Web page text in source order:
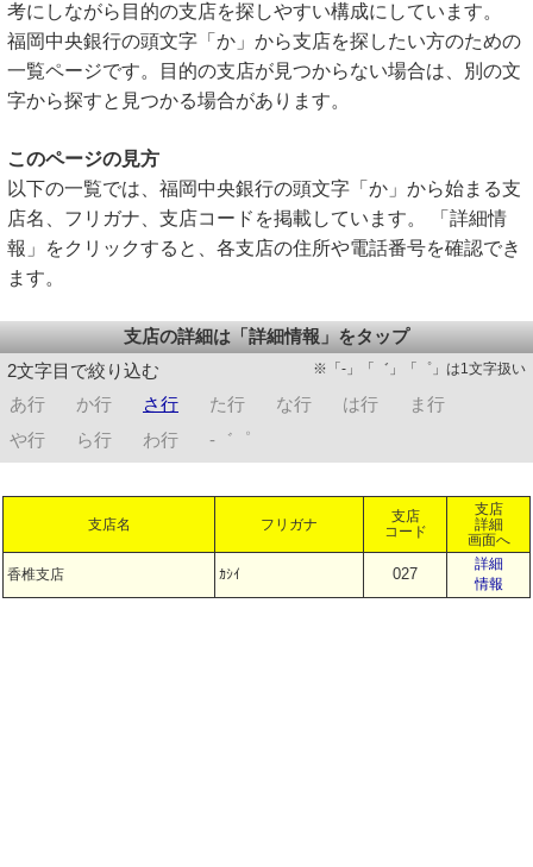
考にしながら目的の支店を探しやすい構成にしています。
福岡中央銀行の頭文字「か」から支店を探したい方のための
一覧ページです。目的の支店が見つからない場合は、別の文
字から探すと見つかる場合があります。
このページの見方
以下の一覧では、福岡中央銀行の頭文字「か」から始まる支
店名、フリガナ、支店コードを掲載しています。 「詳細情
報」をクリックすると、各支店の住所や電話番号を確認でき
ます。
支店の詳細は「詳細情報」をタップ
2文字目で絞り込む
※「-」「゛」「゜」は1文字扱い
あ行 か行 さ行 た行 な行 は行
ま行
や行
ら行 わ行 -゛゜
支店名 フリガナ
支店
コード
支店
詳細
画面へ
香椎支店 ｶｼｲ 027
詳細
情報